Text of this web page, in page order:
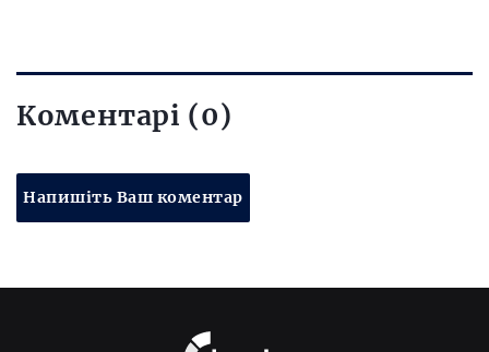
Коментарі (0)
Напишіть Ваш коментар